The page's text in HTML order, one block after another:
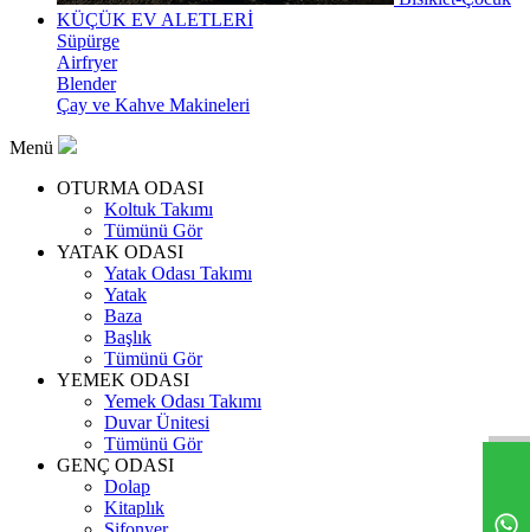
KÜÇÜK EV ALETLERİ
Süpürge
Airfryer
Blender
Çay ve Kahve Makineleri
Menü
OTURMA ODASI
Koltuk Takımı
Tümünü Gör
YATAK ODASI
Yatak Odası Takımı
Yatak
Baza
Başlık
Tümünü Gör
YEMEK ODASI
Yemek Odası Takımı
Duvar Ünitesi
Tümünü Gör
GENÇ ODASI
Dolap
Kitaplık